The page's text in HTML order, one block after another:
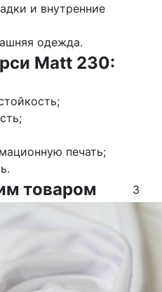
и внутренние
одежда.
Matt 230:
печать;
товаром 3